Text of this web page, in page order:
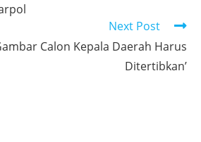
Next Post
Calon Kepala Daerah Harus
Ditertibkan’